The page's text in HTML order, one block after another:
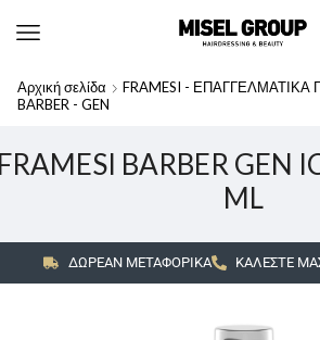
Αρχική σελίδα
FRAMESI - ΕΠΑΓΓΕΛΜΑΤΙΚΑ
BARBER - GEN
BARBER GEN
ML
ΔΩΡΕΑΝ ΜΕΤΑΦΟΡΙΚΑ ΚΑΛΕΣΤΕ